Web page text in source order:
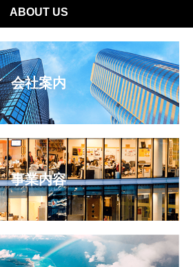
ABOUT US
会社案内
事業内容